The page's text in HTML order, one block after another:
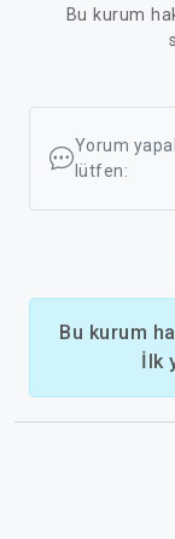
Bu kurum
Yorum
lütfen:
Bu kurum
İlk